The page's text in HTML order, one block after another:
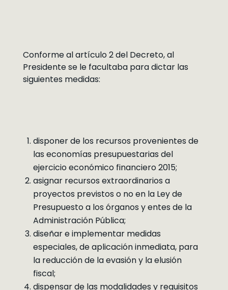
Conforme al artículo 2 del Decreto, al
Presidente se le facultaba para dictar las
siguientes medidas:
disponer de los recursos provenientes de
las economías presupuestarias del
ejercicio económico financiero 2015;
asignar recursos extraordinarios a
proyectos previstos o no en la Ley de
Presupuesto a los órganos y entes de la
Administración Pública;
diseñar e implementar medidas
especiales, de aplicación inmediata, para
la reducción de la evasión y la elusión
fiscal;
dispensar de las modalidades y requisitos